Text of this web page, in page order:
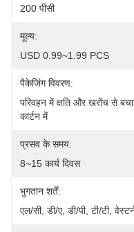
200 पीसी
मूल्य:
USD 0.99~1.99 PCS
पैकेजिंग विवरण:
परिवहन में क्षति और खरोंच से
कार्टन में
प्रसव के समय:
8~15 कार्य दिवस
भुगतान शर्तें:
एल/सी, डी/ए, डी/पी, टी/टी,